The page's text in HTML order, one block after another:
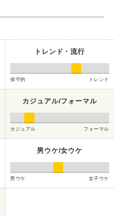
トレンド・流行
保守的 トレンド
カジュアル/フォーマル
カジュアル フォーマル
男ウケ/女ウケ
男ウケ 女子ウケ